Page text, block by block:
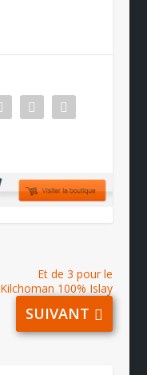
Et de 3 pour le
Kilchoman 100% Islay
SUIVANT